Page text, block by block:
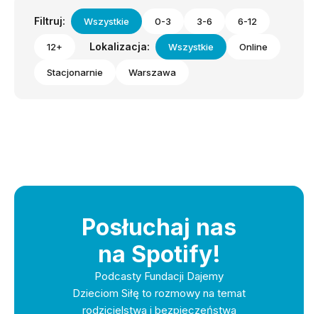
Filtruj: Wszystkie 0-3 3-6 6-12
12+ Lokalizacja: Wszystkie Online
Stacjonarnie Warszawa
Posłuchaj nas
na Spotify!
Podcasty Fundacji Dajemy
Dzieciom Siłę to rozmowy na temat
rodzicielstwa i bezpieczeństwa